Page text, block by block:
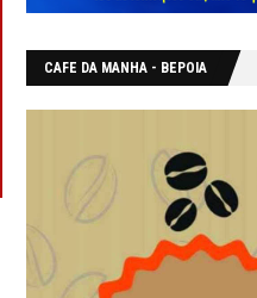
CAFE DA MANHA - ΒΕΡΟΙΑ